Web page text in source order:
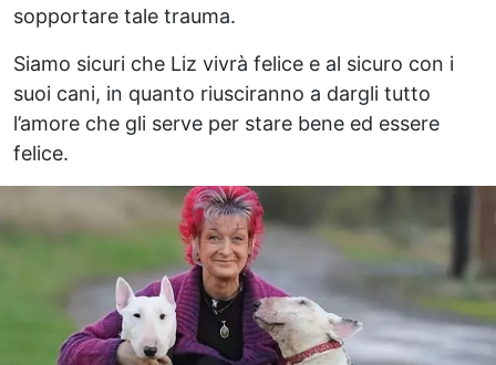
sopportare tale trauma.
Siamo sicuri che Liz vivrà felice e al sicuro con i
suoi cani, in quanto riusciranno a dargli tutto
l’amore che gli serve per stare bene ed essere
felice.